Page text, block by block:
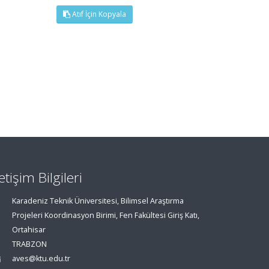
Atıf İçin Kopyala
Bilgileri
Karadeniz Teknik Üniversitesi, Bilimsel Araştırma
Projeleri Koordinasyon Birimi, Fen Fakültesi Giriş Katı,
Ortahisar
TRABZON
aves@ktu.edu.tr